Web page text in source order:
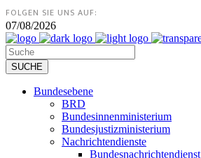
FOLGEN SIE UNS AUF:
07/08/2026
Bundesebene
BRD
Bundesinnenministerium
Bundesjustizministerium
Nachrichtendienste
Bundesnachrichtendienst